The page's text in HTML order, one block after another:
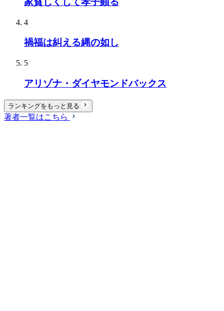
4
禍福は糾える縄の如し
5
アリゾナ・ダイヤモンドバックス
ランキングをもっと見る
著者一覧はこちら